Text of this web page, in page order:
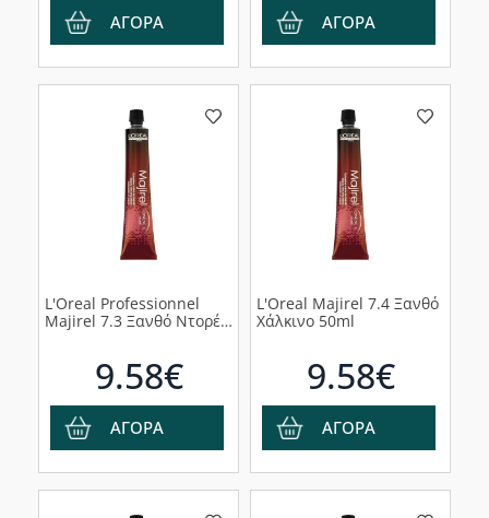
ΑΓΟΡΑ ΑΓΟΡΑ
L'Oreal Professionnel
Majirel 7.3 Ξανθό Ντορέ
9.58€
ΑΓΟΡΑ
L'Oreal Majirel 7.4 Ξανθό
Χάλκινο 50ml
9.58€
ΑΓΟΡΑ